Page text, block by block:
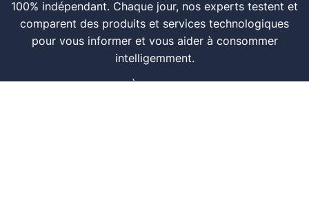
100% indépendant. Chaque jour, nos experts testent et
comparent des produits et services technologiques
pour vous informer et vous aider à consommer
intelligemment.